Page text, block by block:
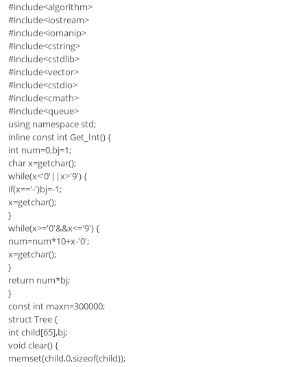
#include<algorithm>
#include<iostream>
#include<iomanip>
#include<cstring>
#include<cstdlib>
#include<vector>
#include<cstdio>
#include<cmath>
#include<queue>
using namespace std;
inline const int Get_Int() {
int num=0,bj=1;
char x=getchar();
while(x<'0'||x>'9') {
if(x=='-')bj=-1;
x=getchar();
}
while(x>='0'&&x<='9') {
num=num*10+x-'0';
x=getchar();
}
return num*bj;
}
const int maxn=300000;
struct Tree {
int child[65],bj;
void clear() {
memset(child,0,sizeof(child));